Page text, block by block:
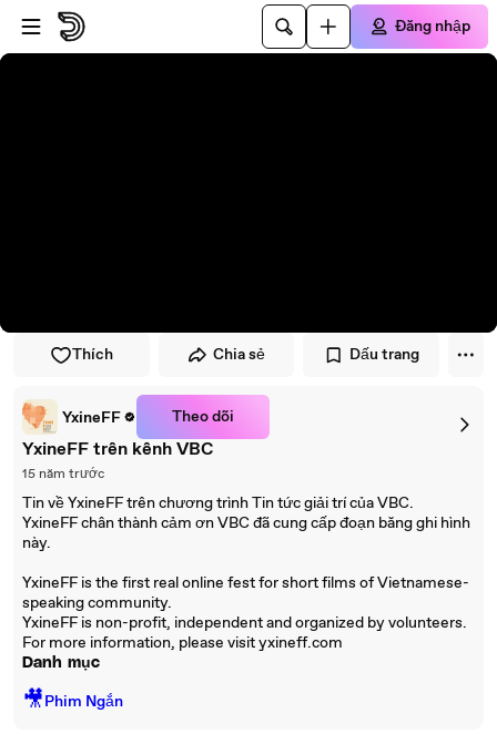
Đi đến trình phát
Đi đến nội dung chính
Đăng nhập
Thích Chia sẻ Dấu trang
YxineFF Theo dõi
YxineFF trên kênh VBC
15 năm trước
Tin về YxineFF trên chương trình Tin tức giải trí của VBC.
YxineFF chân thành cảm ơn VBC đã cung cấp đoạn băng ghi hình
này.
YxineFF is the first real online fest for short films of Vietnamese-
speaking community.
YxineFF is non-profit, independent and organized by volunteers.
For more information, please visit yxineff.com
Danh mục
🎥Phim Ngắn